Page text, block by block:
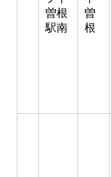
曽根
駅南
曽
根